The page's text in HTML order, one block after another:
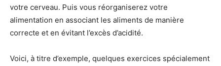
votre cerveau. Puis vous réorganiserez votre
alimentation en associant les aliments de manière
correcte et en évitant l’excès d’acidité.
Voici, à titre d’exemple, quelques exercices spécialement